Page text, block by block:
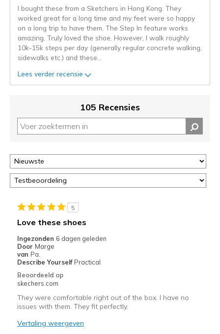
de
niejee
page_id.
kunt
de
status
van
deze
of
door
<a
href="javascript:location.href=location.pathname;">hier</a>
page
met
migratiegeschiedenis
van
de
I bought these from a Sketchers in Hong Kong. They
worked great for a long time and my feet were so happy
on a long trip to have them. The Step In feature works
amazing. Truly loved the shoe. However, I walk roughly
10k-15k steps per day (generally regular concrete walking,
sidewalks etc.) and these
Lees verder recensie
105 Recensies
5
Love these shoes
Ingezonden 6 dagen geleden
Door Marge
van Pa.
Describe Yourself Practical
Beoordeeld op
skechers.com
They were comfortable right out of the box. I have no
issues with them. They fit perfectly.
Vertaling weergeven